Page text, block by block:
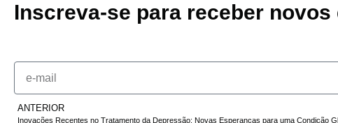
Inscreva-se para receber
ANTERIOR
Inovações Recentes no Tratamento da Depressão: Novas Esperanças para uma Condição